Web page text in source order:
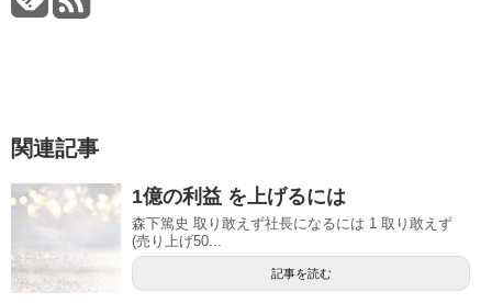
関連記事
1億の利益 を上げるには
森下篤史 取り敢えず社長になるには 1 取り敢えず
(売り上げ50...
記事を読む